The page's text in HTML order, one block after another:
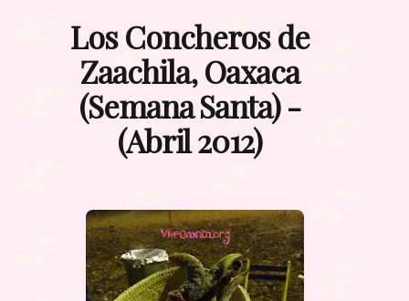
Los Concheros de
Zaachila, Oaxaca
(Semana Santa) -
(Abril 2012)